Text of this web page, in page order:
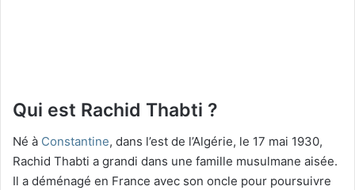
Qui est Rachid Thabti ?
Né à Constantine, dans l’est de l’Algérie, le 17 mai 1930,
Rachid Thabti a grandi dans une famille musulmane aisée.
Il a déménagé en France avec son oncle pour poursuivre